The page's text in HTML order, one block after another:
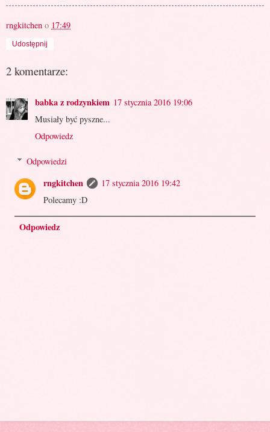
rngkitchen o 17:49
Udostępnij
2 komentarze:
babka z rodzynkiem 17 stycznia 2016 19:06
Musiały być pyszne...
Odpowiedz
Odpowiedzi
rngkitchen
17 stycznia 2016 19:42
Polecamy :D
Odpowiedz